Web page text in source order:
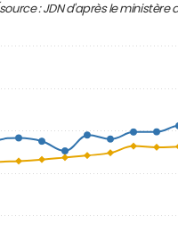
: JDN d'après le ministère